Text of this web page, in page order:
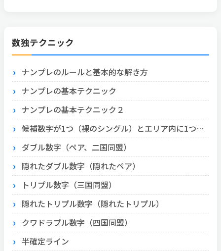
数独テクニック
ナンプレのルールと基本的な解き方
ナンプレの基本テクニック
ナンプレの基本テクニック２
候補数字が1つ（裸のシングル）とエリア内に1つ（隠れたシングル）
ダブル数字（ペア、二国同盟）
隠れたダブル数字（隠れたペア）
トリプル数字（三国同盟）
隠れたトリプル数字（隠れたトリプル）
クワドラプル数字（四国同盟）
半確定ライン